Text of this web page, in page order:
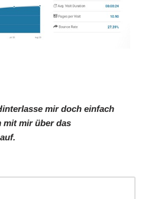
mir doch einfach
mit mir über das